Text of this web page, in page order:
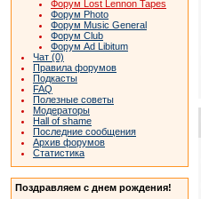
Форум Lost Lennon Tapes
Форум Photo
Форум Music General
Форум Club
Форум Ad Libitum
Чат (0)
Правила форумов
Подкасты
FAQ
Полезные советы
Модераторы
Hall of shame
Последние сообщения
Архив форумов
Статистика
Поздравляем с днем рождения!